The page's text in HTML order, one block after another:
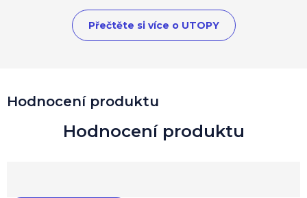
Hodnocení produktu
Přečtěte si více o UTOPY